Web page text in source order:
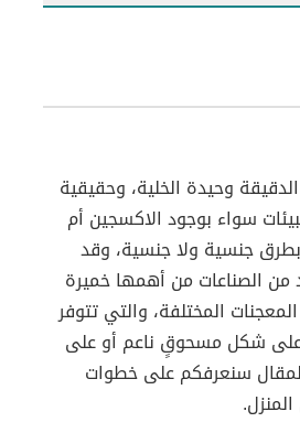
وحيدة الخلية، وحقيقية
سواء بوجود الاكسجين أم
بطرق جنسية ولا جنسية، وقد
من الصناعات من أهمها خميرة
المختلفة، والتي تتوفر
على شكل مسحوقٍ ناعم أو على
سنعرفكم على خطوات